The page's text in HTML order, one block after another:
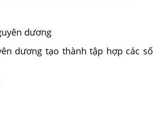
dương
dương tạo thành tập hợp các số